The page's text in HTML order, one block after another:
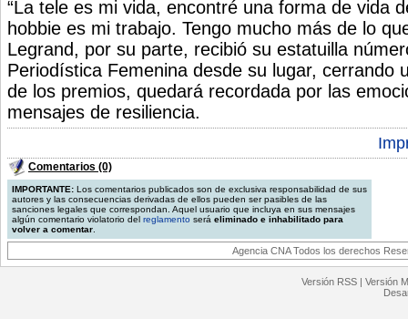
“La tele es mi vida, encontré una forma de vida
hobbie es mi trabajo. Tengo mucho más de lo
Legrand, por su parte, recibió su estatuilla
Periodística Femenina desde su lugar, cerrando
de los premios, quedará recordada por las
mensajes de resiliencia.
Comentarios (0)
IMPORTANTE: Los comentarios publicados son de exclusiva responsabilidad de sus
autores y las consecuencias derivadas de ellos pueden ser pasibles de las
sanciones legales que correspondan. Aquel usuario que incluya en sus mensajes
algún comentario violatorio del reglamento será eliminado e inhabilitado para
volver a comentar
Agencia CNA Todos los derechos
Versión RSS| Versión